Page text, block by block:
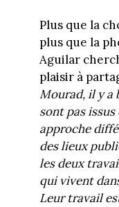
Plus que la
plus que la
Aguilar
plaisir à
Mourad, il y a
sont pas
approche
des lieux
les deux
qui vivent
Leur travail